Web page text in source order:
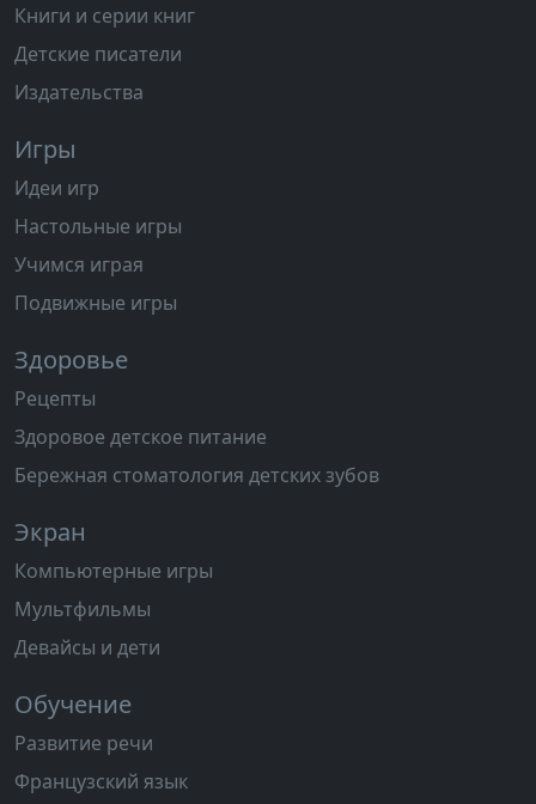
Книги и серии книг
Детские писатели
Издательства
Игры
Идеи игр
Настольные игры
Учимся играя
Подвижные игры
Здоровье
Рецепты
Здоровое детское питание
Бережная стоматология детских зубов
Экран
Компьютерные игры
Мультфильмы
Девайсы и дети
Обучение
Развитие речи
Французский язык